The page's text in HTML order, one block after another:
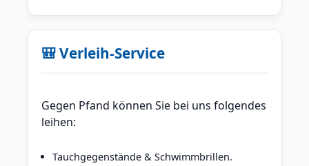
🎒 Verleih-Service
Gegen Pfand können Sie bei uns folgendes
leihen:
Tauchgegenstände & Schwimmbrillen.